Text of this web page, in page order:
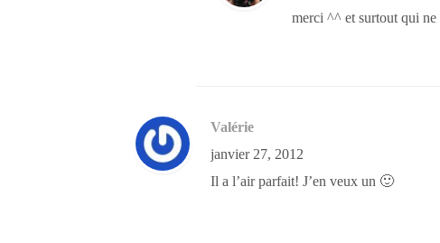
merci ^^ et surtout qui ne
Valérie
janvier 27, 2012
Il a l’air parfait! J’en veux un 🙂